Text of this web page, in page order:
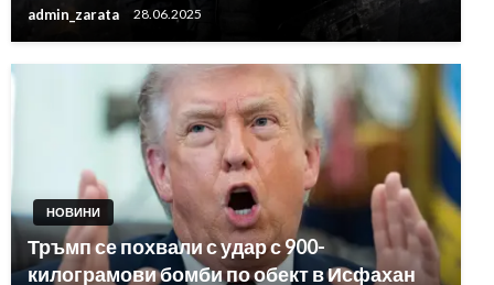
admin_zarata 28.06.2025
НОВИНИ
Тръмп се похвали с удар с 900-
килограмови бомби по обект в Исфахан